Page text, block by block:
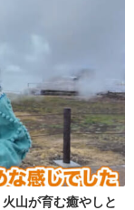
山が育む癒やしと